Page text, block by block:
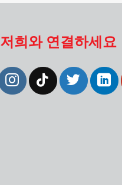
저희와 연결하세요